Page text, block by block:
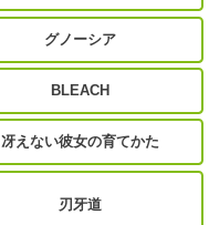
グノーシア
BLEACH
冴えない彼女の育てかた
刃牙道